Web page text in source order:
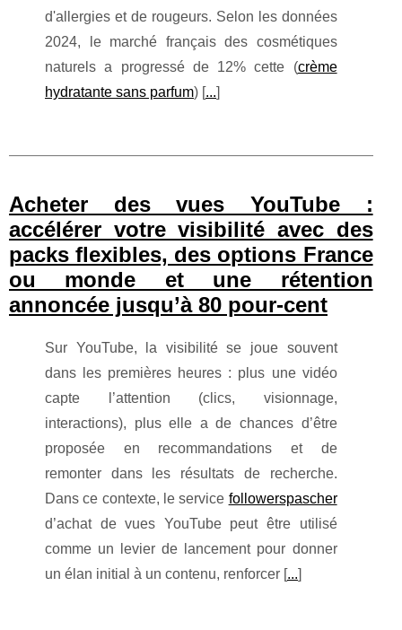
d'allergies et de rougeurs. Selon les données
2024, le marché français des cosmétiques
naturels a progressé de 12% cette (crème
hydratante sans parfum) [...]
Acheter des vues YouTube :
accélérer votre visibilité avec des
packs flexibles, des options France
ou monde et une rétention
annoncée jusqu’à 80 pour-cent
Sur YouTube, la visibilité se joue souvent
dans les premières heures : plus une vidéo
capte l’attention (clics, visionnage,
interactions), plus elle a de chances d’être
proposée en recommandations et de
remonter dans les résultats de recherche.
Dans ce contexte, le service followerspascher
d’achat de vues YouTube peut être utilisé
comme un levier de lancement pour donner
un élan initial à un contenu, renforcer [...]